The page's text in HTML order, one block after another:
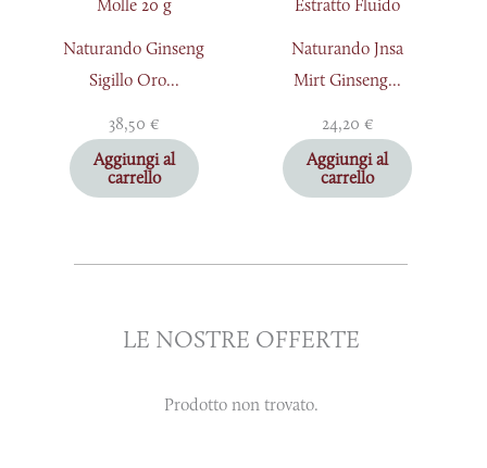
Naturando Ginseng
Sigillo Oro...
38,50€
Aggiungi al
carrello
Naturando Jnsa
Mirt Ginseng...
24,20€
Aggiungi al
carrello
LE NOSTRE OFFERTE
Prodotto non trovato.